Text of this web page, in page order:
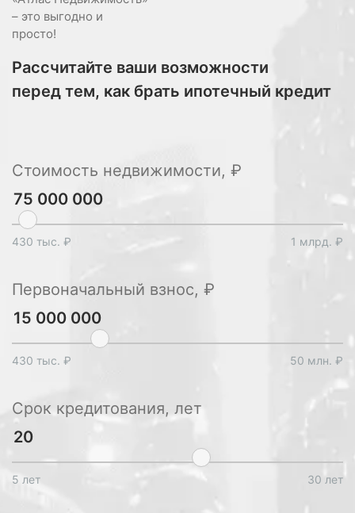
– это выгодно и
просто!
Рассчитайте ваши возможности
перед тем, как брать ипотечный кредит
Стоимость недвижимости, ₽
430 тыс. ₽ 1 млрд. ₽
Первоначальный взнос, ₽
430 тыс. ₽ 50 млн. ₽
Срок кредитования, лет
5 лет 30 лет